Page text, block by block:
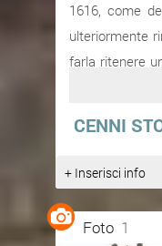
1616, come
ulteriormente
farla ritenere
quadri,
CENNI
+ Inserisci info
Foto 1